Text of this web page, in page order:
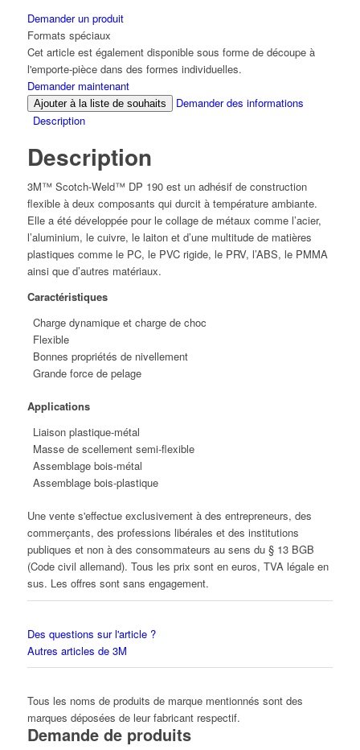
Demander un produit
Formats spéciaux
Cet article est également disponible sous forme de découpe à
l'emporte-pièce dans des formes individuelles.
Demander maintenant
Ajouter à la liste de souhaits
Demander des informations
Description
Description
3M™ Scotch-Weld™ DP 190 est un adhésif de construction
flexible à deux composants qui durcit à température ambiante.
Elle a été développée pour le collage de métaux comme l’acier,
l’aluminium, le cuivre, le laiton et d’une multitude de matières
plastiques comme le PC, le PVC rigide, le PRV, l’ABS, le PMMA
ainsi que d’autres matériaux.
Caractéristiques
Charge dynamique et charge de choc
Flexible
Bonnes propriétés de nivellement
Grande force de pelage
Applications
Liaison plastique-métal
Masse de scellement semi-flexible
Assemblage bois-métal
Assemblage bois-plastique
Une vente s'effectue exclusivement à des entrepreneurs, des
commerçants, des professions libérales et des institutions
publiques et non à des consommateurs au sens du § 13 BGB
(Code civil allemand). Tous les prix sont en euros, TVA légale en
sus. Les offres sont sans engagement.
Des questions sur l'article ?
Autres articles de 3M
Tous les noms de produits de marque mentionnés sont des
marques déposées de leur fabricant respectif.
Demande de produits